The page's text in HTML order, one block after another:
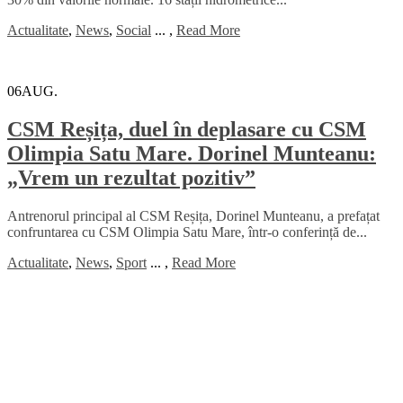
Actualitate, News, Social ... , Read More
06AUG.
CSM Reșița, duel în deplasare cu CSM
Olimpia Satu Mare. Dorinel Munteanu:
„Vrem un rezultat pozitiv”
Antrenorul principal al CSM Reșița, Dorinel Munteanu, a prefațat
confruntarea cu CSM Olimpia Satu Mare, într-o conferință de...
Actualitate, News, Sport ... , Read More